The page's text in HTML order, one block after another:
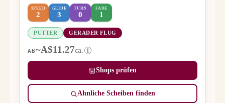
SPEED
2
GLIDE
3
TURN
0
FADE
1
PUTTER GERADER FLUG
AB~A$11.27ca. i
Shops prüfen
Ähnliche Scheiben finden